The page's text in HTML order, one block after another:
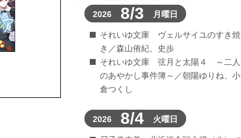
2026 8/3 月曜日
それいゆ文庫 ヴェルサイユのすき焼
き／森山侑紀、史歩
それいゆ文庫 弦月と太陽４ ～二人
のあやかし事件簿～／朝陽ゆりね、小
倉つくし
2026 8/4 火曜日